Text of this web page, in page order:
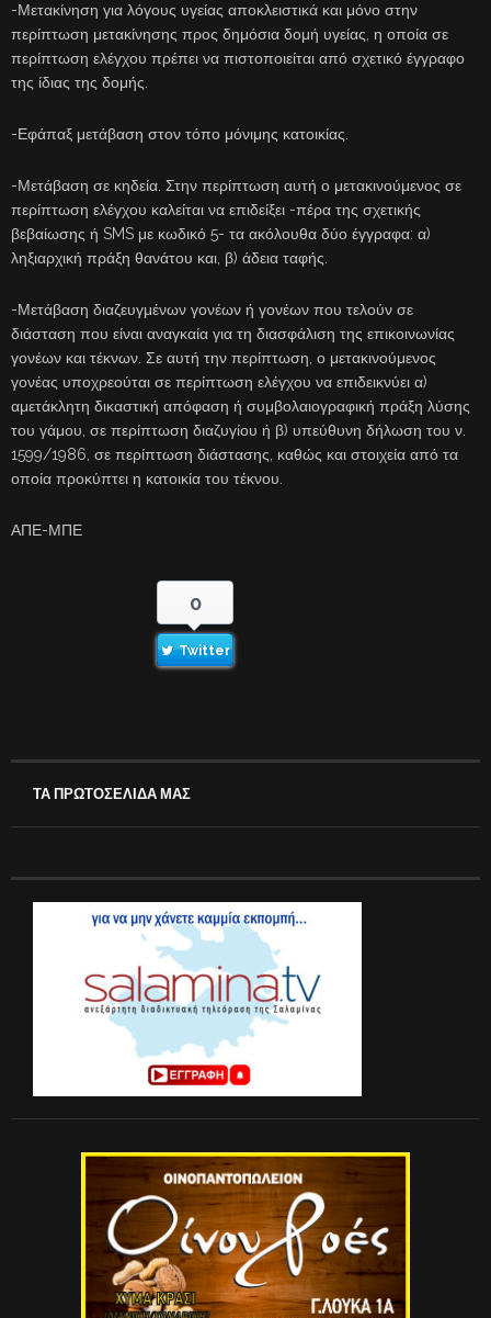
-Μετακίνηση για λόγους υγείας αποκλειστικά και μόνο στην
περίπτωση μετακίνησης προς δημόσια δομή υγείας, η οποία σε
περίπτωση ελέγχου πρέπει να πιστοποιείται από σχετικό έγγραφο
της ίδιας της δομής.
-Εφάπαξ μετάβαση στον τόπο μόνιμης κατοικίας.
-Μετάβαση σε κηδεία. Στην περίπτωση αυτή ο μετακινούμενος σε
περίπτωση ελέγχου καλείται να επιδείξει -πέρα της σχετικής
βεβαίωσης ή SMS με κωδικό 5- τα ακόλουθα δύο έγγραφα: α)
ληξιαρχική πράξη θανάτου και, β) άδεια ταφής.
-Μετάβαση διαζευγμένων γονέων ή γονέων που τελούν σε
διάσταση που είναι αναγκαία για τη διασφάλιση της επικοινωνίας
γονέων και τέκνων. Σε αυτή την περίπτωση, ο μετακινούμενος
γονέας υποχρεούται σε περίπτωση ελέγχου να επιδεικνύει α)
αμετάκλητη δικαστική απόφαση ή συμβολαιογραφική πράξη λύσης
του γάμου, σε περίπτωση διαζυγίου ή β) υπεύθυνη δήλωση του ν.
1599/1986, σε περίπτωση διάστασης, καθώς και στοιχεία από τα
οποία προκύπτει η κατοικία του τέκνου.
ΑΠΕ-ΜΠΕ
0
Twitter
ΤΑ ΠΡΩΤΟΣΕΛΙΔΑ ΜΑΣ